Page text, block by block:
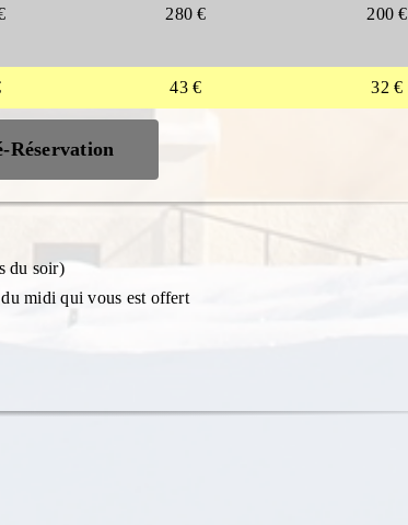
280 € 200 €
43 € 32 €
Réservation
du soir)
midi qui vous est offert